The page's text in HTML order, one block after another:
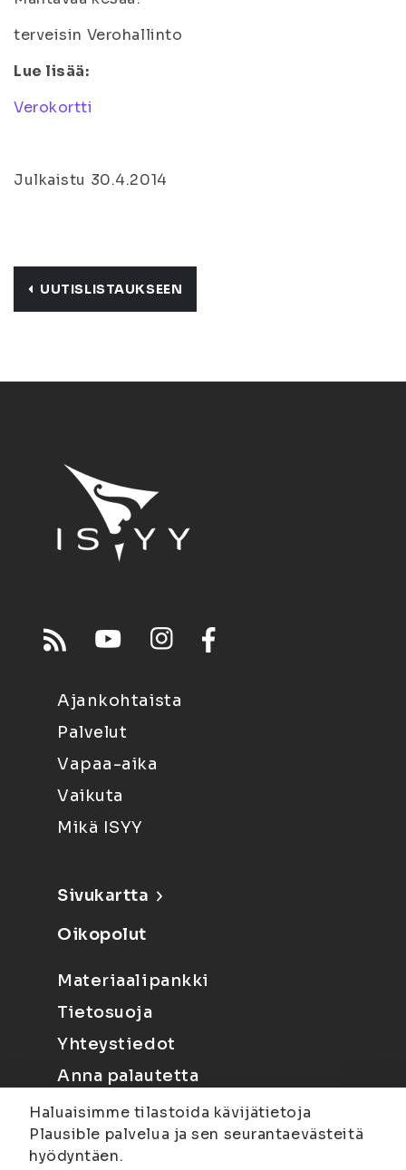
terveisin Verohallinto
Lue lisää:
Verokortti
Julkaistu 30.4.2014
UUTISLISTAUKSEEN
Ajankohtaista
Palvelut
Vapaa-aika
Vaikuta
Mikä ISYY
Sivukartta
Oikopolut
Materiaalipankki
Tietosuoja
Yhteystiedot
Anna palautetta
Haluaisimme tilastoida kävijätietoja
Plausible palvelua ja sen seurantaevästeitä
hyödyntäen.